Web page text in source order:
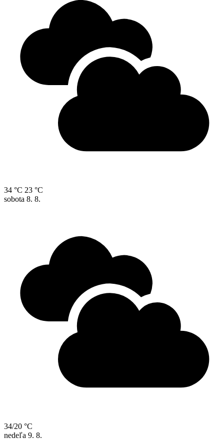
34 °C 23 °C
sobota 8. 8.
34/20 °C
nedeľa 9. 8.